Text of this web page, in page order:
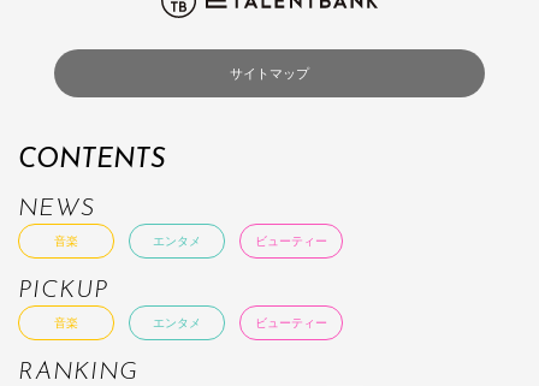
サイトマップ
CONTENTS
NEWS
音楽 エンタメ ビューティー
PICKUP
音楽 エンタメ ビューティー
RANKING